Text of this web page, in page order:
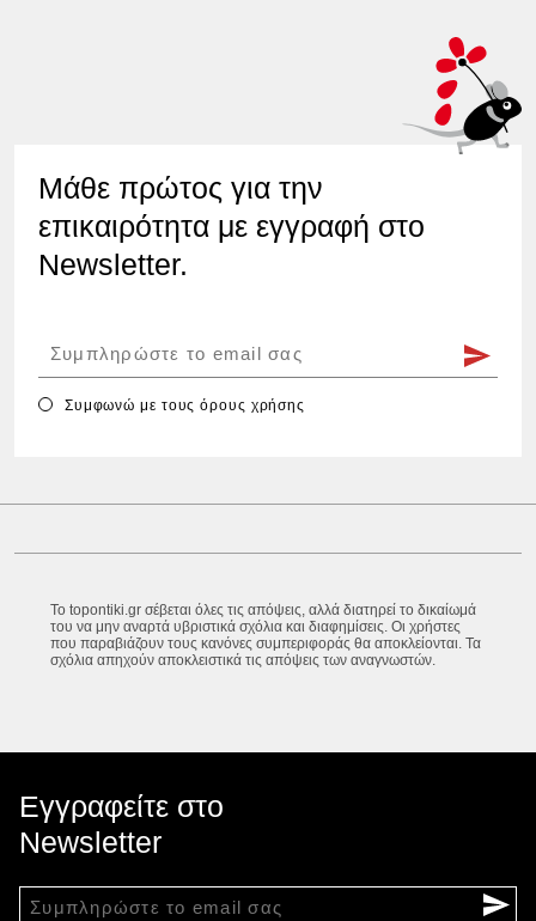
Μάθε πρώτος για την
επικαιρότητα με εγγραφή στο
Newsletter.
Συμφωνώ με τουςόρους χρήσης
Το topontiki.gr σέβεται όλες τις απόψεις, αλλά διατηρεί το δικαίωμά
του να μην αναρτά υβριστικά σχόλια και διαφημίσεις. Οι χρήστες
που παραβιάζουν τους κανόνες συμπεριφοράς θα αποκλείονται. Τα
σχόλια απηχούν αποκλειστικά τις απόψεις των αναγνωστών.
Εγγραφείτε στο
Newsletter